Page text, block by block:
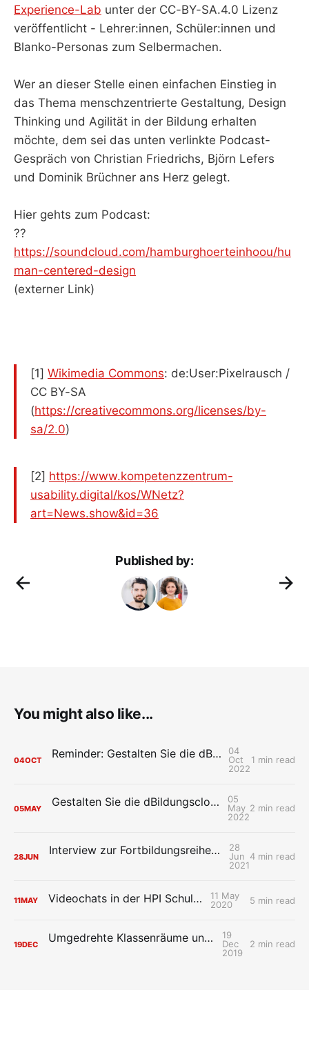
Experience-Lab unter der CC-BY-SA.4.0 Lizenz
veröffentlicht - Lehrer:innen, Schüler:innen und
Blanko-Personas zum Selbermachen.
Wer an dieser Stelle einen einfachen Einstieg in
das Thema menschzentrierte Gestaltung, Design
Thinking und Agilität in der Bildung erhalten
möchte, dem sei das unten verlinkte Podcast-
Gespräch von Christian Friedrichs, Björn Lefers
und Dominik Brüchner ans Herz gelegt.
Hier gehts zum Podcast:
??
https://soundcloud.com/hamburghoerteinhoou/hu
man-centered-design
(externer Link)
[1] Wikimedia Commons: de:User:Pixelrausch /
CC BY-SA
(https://creativecommons.org/licenses/by-
sa/2.0)
[2] https://www.kompetenzzentrum-
usability.digital/kos/WNetz?
art=News.show&id=36
Published by:
You might also like...
04OCT Reminder: Gestalten Sie die dBildungscloud mit!
04
Oct
2022
1 min read
05MAY Gestalten Sie die dBildungscloud gemeinsam mit uns
05
May
2022
2 min read
28JUN Interview zur Fortbildungsreihe der HPI Schul-Cloud „Mit Design Thinking neue Ideen für die digitale Schule entwerfen“
28
Jun
2021
4 min read
11MAY Videochats in der HPI Schul-Cloud
11 May
2020
5 min read
19DEC Umgedrehte Klassenräume und Legosteine
19
Dec
2019
2 min read